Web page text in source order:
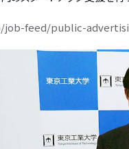
job-feed/public-